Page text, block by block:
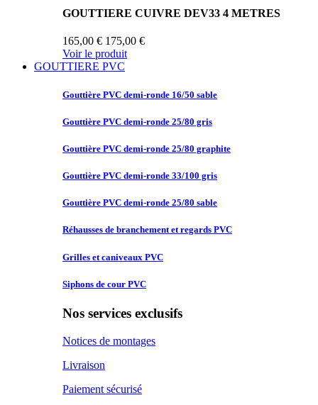
GOUTTIERE CUIVRE DEV33 4 METRES
165,00 € 175,00 €
Voir le produit
GOUTTIERE PVC
Gouttière PVC demi-ronde 16/50 sable
Gouttière PVC demi-ronde 25/80 gris
Gouttière PVC demi-ronde 25/80 graphite
Gouttière PVC demi-ronde 33/100 gris
Gouttière PVC demi-ronde 25/80 sable
Réhausses de branchement et regards PVC
Grilles et caniveaux PVC
Siphons de cour PVC
Nos services exclusifs
Notices de montages
Livraison
Paiement sécurisé